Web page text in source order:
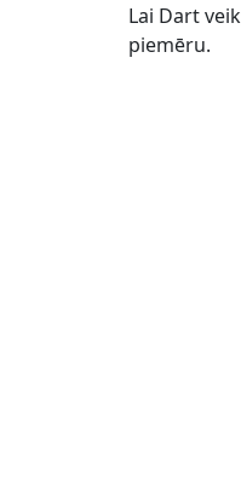
Lai Dart
piemēru.